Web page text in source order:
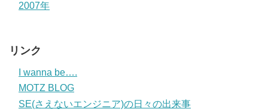
2007年
リンク
I wanna be….
MOTZ BLOG
SE(さえないエンジニア)の日々の出来事